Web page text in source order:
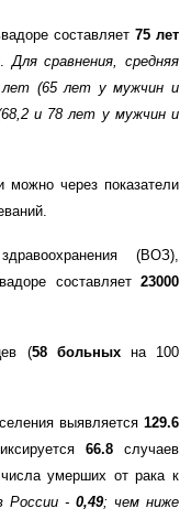
составляет 75 лет
Для сравнения, средняя
лет (65 лет у мужчин и
и 78 лет у мужчин и
можно через показатели
(ВОЗ),
составляет23000
(58 больныхна 100
выявляется 129.6
66.8 случаев
умерших от рака к
России - 0,49; чем ниже